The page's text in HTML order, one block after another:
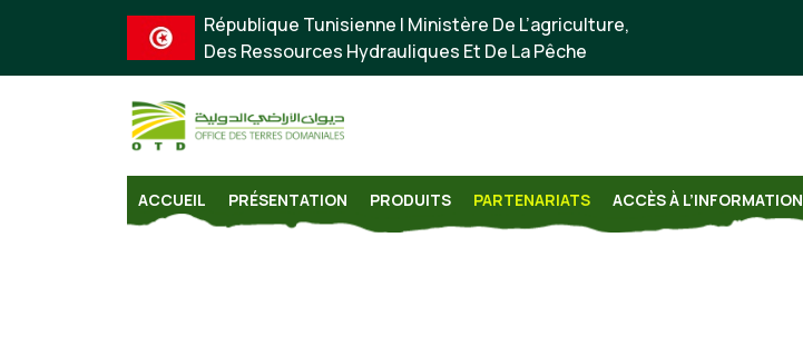
République Tunisienne | Ministère De L’agriculture,
Des Ressources Hydrauliques Et De La Pêche
ACCUEIL PRÉSENTATION PRODUITS PARTENARIATS ACCÈS À L’INFORMATION